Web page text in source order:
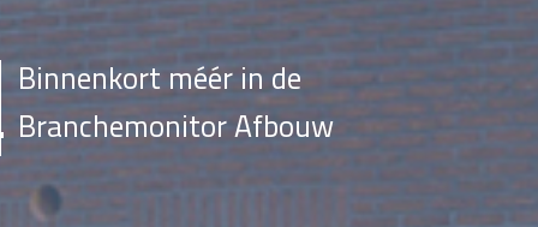
Binnenkort méér in de
Branchemonitor Afbouw